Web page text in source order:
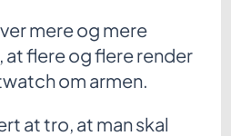
mere og mere
flere og flere render
om armen.
at tro, at man skal